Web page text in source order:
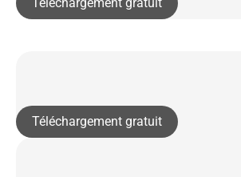
Téléchargement gratuit